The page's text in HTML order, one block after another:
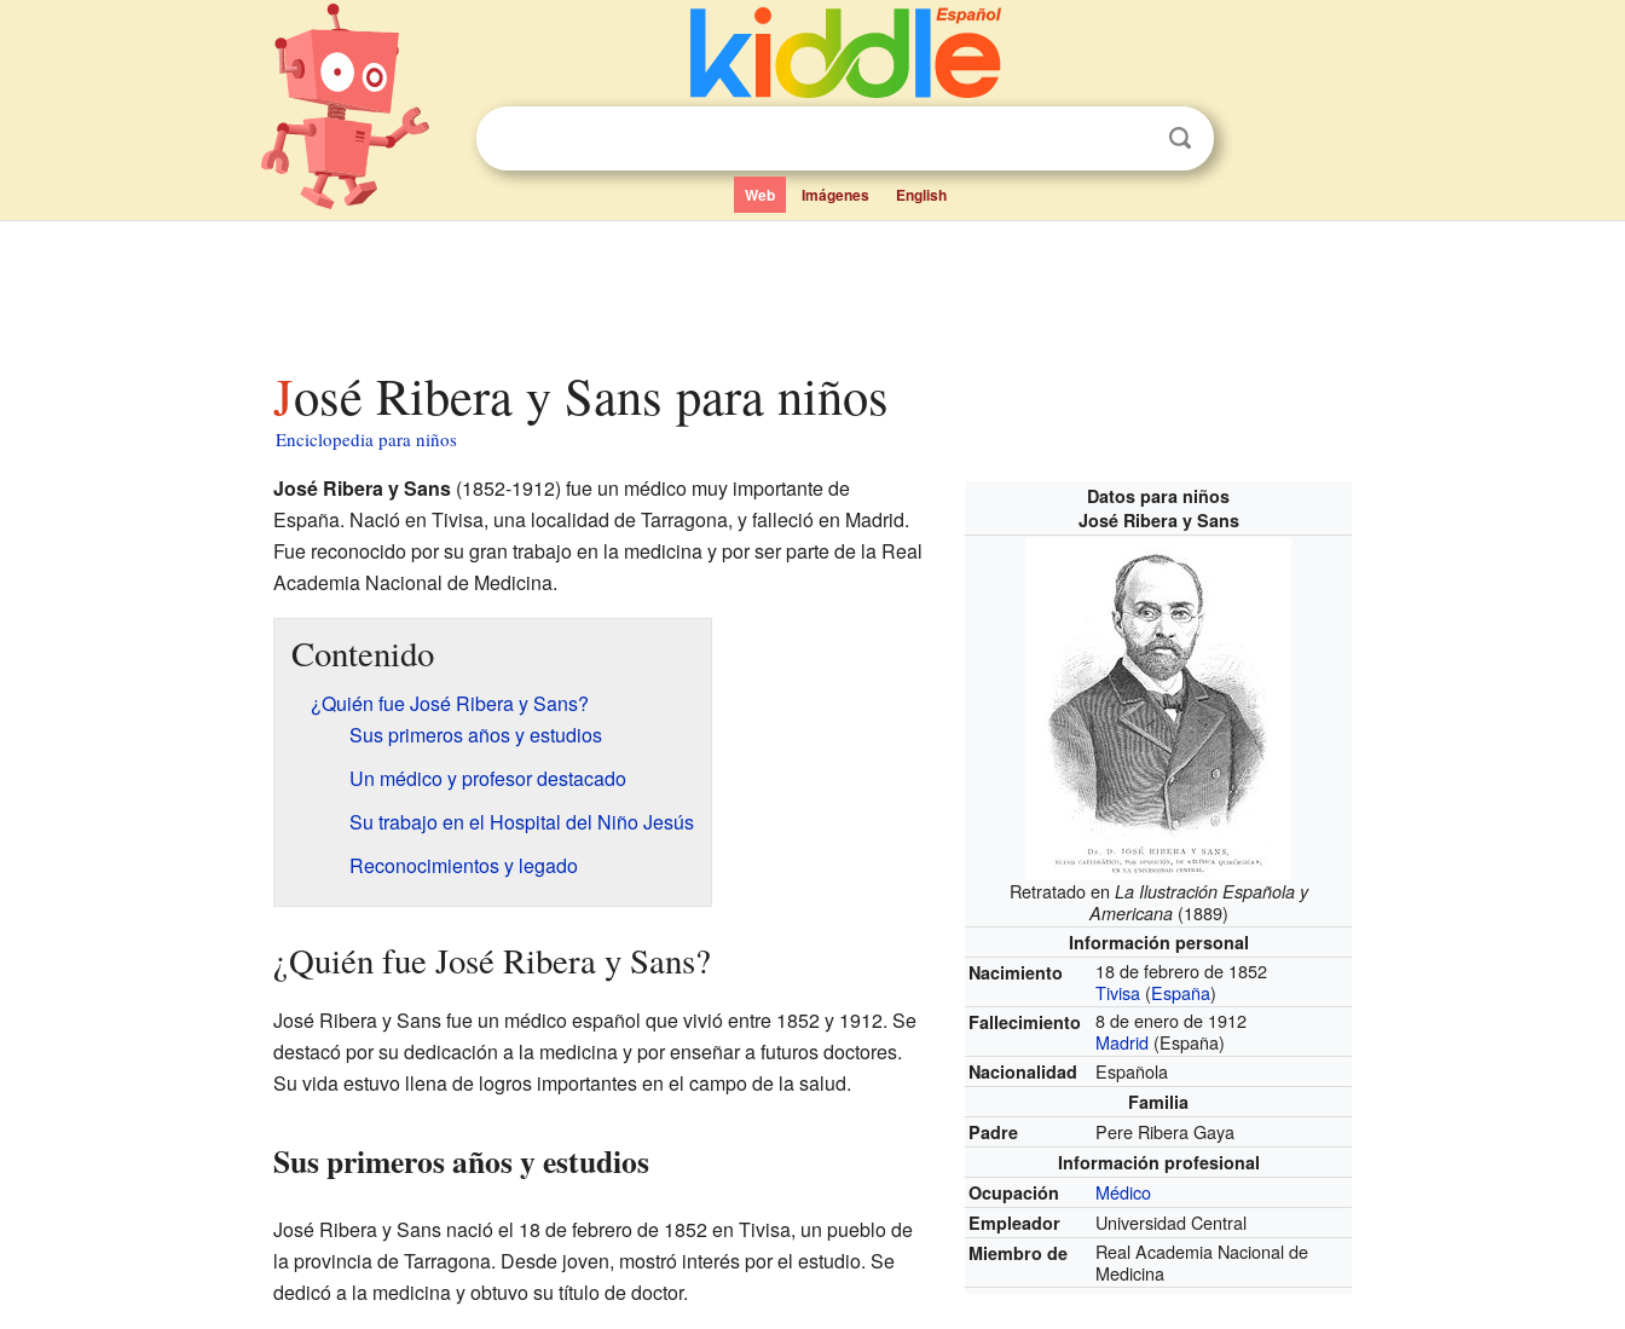
Web Imágenes English
José Ribera y Sans para niños
Enciclopedia para niños
Datos para niños
José Ribera y Sans
Retratado en La Ilustración Española y
Americana(1889)
Información personal
Nacimiento
18 de febrero de 1852
Tivisa (España)
Fallecimiento
8 de enero de 1912
Madrid (España)
Nacionalidad Española
Familia
Padre
Pere Ribera Gaya
Información profesional
Ocupación
Médico
Empleador Universidad Central
Miembro de
Real Academia Nacional de
Medicina
José Ribera y Sans(1852-1912) fue un médico muy importante de
España. Nació en Tivisa, una localidad de Tarragona, y falleció en Madrid.
Fue reconocido por su gran trabajo en la medicina y por ser parte de la Real
Academia Nacional de Medicina.
Contenido
¿Quién fue José Ribera y Sans?
Sus primeros años y estudios
Un médico y profesor destacado
Su trabajo en el Hospital del Niño Jesús
Reconocimientos y legado
¿Quién fue José Ribera y Sans?
José Ribera y Sans fue un médico español que vivió entre 1852 y 1912. Se
destacó por su dedicación a la medicina y por enseñar a futuros doctores.
Su vida estuvo llena de logros importantes en el campo de la salud.
Sus primeros años y estudios
José Ribera y Sans nació el 18 de febrero de 1852 en Tivisa, un pueblo de
la provincia de Tarragona. Desde joven, mostró interés por el estudio. Se
dedicó a la medicina y obtuvo su título de doctor.